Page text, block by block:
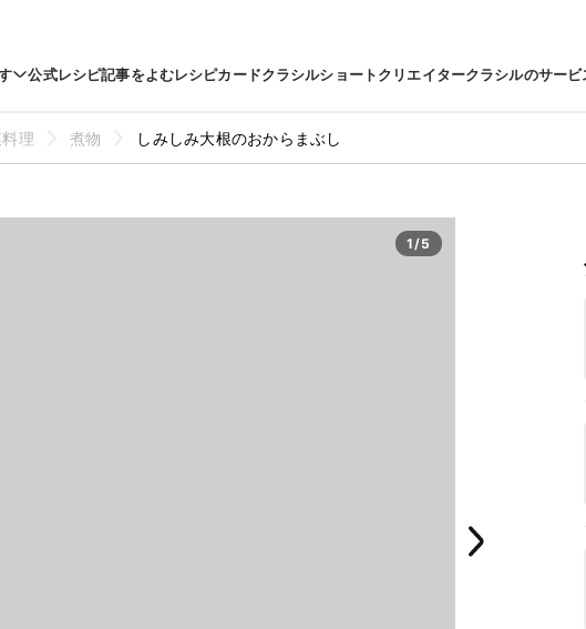
公式レシピ記事をよむレシピカードクラシルショートクリエイタークラシルのサービ
理 煮物 しみしみ大根のおからまぶし
1/5